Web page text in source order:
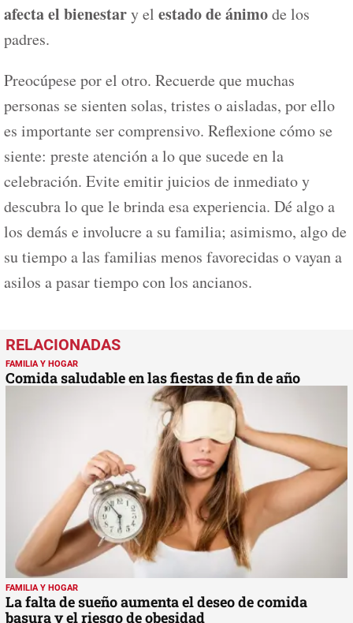
afecta el bienestary el estado de ánimode los
padres.
Preocúpese por el otro. Recuerde que muchas
personas se sienten solas, tristes o aisladas, por ello
es importante ser comprensivo. Reflexione cómo se
siente: preste atención a lo que sucede en la
celebración. Evite emitir juicios de inmediato y
descubra lo que le brinda esa experiencia. Dé algo a
los demás e involucre a su familia; asimismo, algo de
su tiempo a las familias menos favorecidas o vayan a
asilos a pasar tiempo con los ancianos.
FAMILIA Y HOGAR
Comida saludable en las fiestas de fin de año
FAMILIA Y HOGAR
La falta de sueño aumenta el deseo de comida
basura y el riesgo de obesidad